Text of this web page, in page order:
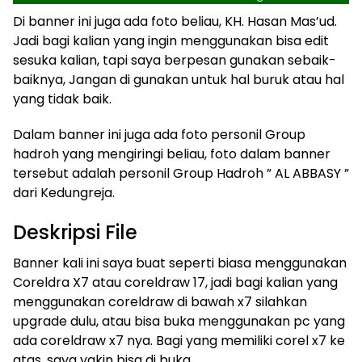
Di banner ini juga ada foto beliau, KH. Hasan Mas’ud.
Jadi bagi kalian yang ingin menggunakan bisa edit
sesuka kalian, tapi saya berpesan gunakan sebaik-
baiknya, Jangan di gunakan untuk hal buruk atau hal
yang tidak baik.
Dalam banner ini juga ada foto personil Group
hadroh yang mengiringi beliau, foto dalam banner
tersebut adalah personil Group Hadroh ” AL ABBASY ”
dari Kedungreja.
Deskripsi File
Banner kali ini saya buat seperti biasa menggunakan
Coreldra X7 atau coreldraw 17, jadi bagi kalian yang
menggunakan coreldraw di bawah x7 silahkan
upgrade dulu, atau bisa buka menggunakan pc yang
ada coreldraw x7 nya. Bagi yang memiliki corel x7 ke